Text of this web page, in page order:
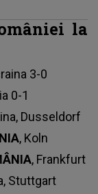
la
3-0
0-1
Dusseldorf
, Koln
, Frankfurt
Stuttgart